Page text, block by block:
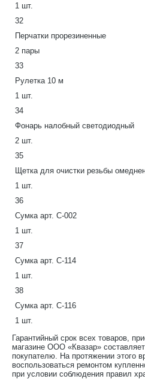
1 шт.
32
Перчатки прорезиненные
2 пары
33
Рулетка 10 м
1 шт.
34
Фонарь налобный светодиодный
2 шт.
35
Щетка для очистки резьбы
1 шт.
36
Сумка арт. С-002
1 шт.
37
Сумка арт. С-114
1 шт.
38
Сумка арт. С-116
1 шт.
Гарантийный срок всех товаров,
магазине ООО «Квазар»
покупателю. На протяжении этого
воспользоваться ремонтом
при условии соблюдения правил